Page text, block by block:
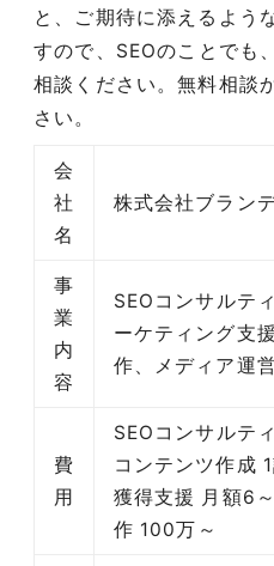
と、ご期待に添えるよう
すので、SEOのことでも
相談ください。無料相談
さい。
会
社
名
株式会社ブラン
事
業
内
容
SEOコンサルテ
ーケティング支
作、メディア運営
費
用
SEOコンサルテ
コンテンツ作成
獲得支援 月額6
作 100万～